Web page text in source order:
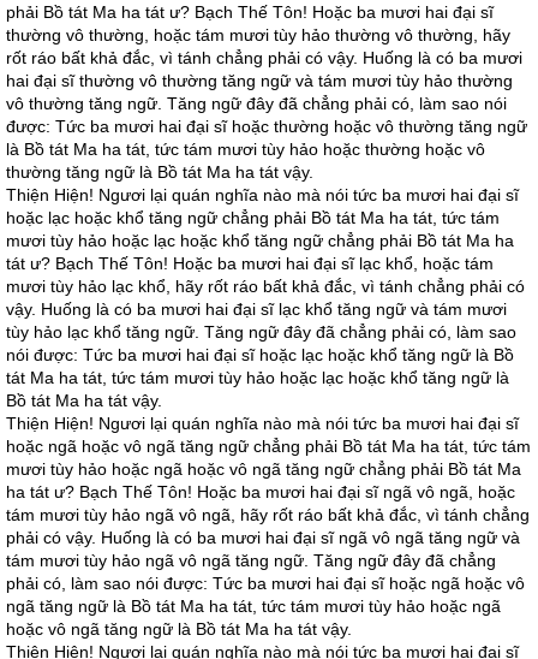
phải Bồ tát Ma ha tát ư? Bạch Thế Tôn! Hoặc ba mươi hai đại sĩ
thường vô thường, hoặc tám mươi tùy hảo thường vô thường, hãy
rốt ráo bất khả đắc, vì tánh chẳng phải có vậy. Huống là có ba mươi
hai đại sĩ thường vô thường tăng ngữ và tám mươi tùy hảo thường
vô thường tăng ngữ. Tăng ngữ đây đã chẳng phải có, làm sao nói
được: Tức ba mươi hai đại sĩ hoặc thường hoặc vô thường tăng ngữ
là Bồ tát Ma ha tát, tức tám mươi tùy hảo hoặc thường hoặc vô
thường tăng ngữ là Bồ tát Ma ha tát vậy.
Thiện Hiện! Ngươi lại quán nghĩa nào mà nói tức ba mươi hai đại sĩ
hoặc lạc hoặc khổ tăng ngữ chẳng phải Bồ tát Ma ha tát, tức tám
mươi tùy hảo hoặc lạc hoặc khổ tăng ngữ chẳng phải Bồ tát Ma ha
tát ư? Bạch Thế Tôn! Hoặc ba mươi hai đại sĩ lạc khổ, hoặc tám
mươi tùy hảo lạc khổ, hãy rốt ráo bất khả đắc, vì tánh chẳng phải có
vậy. Huống là có ba mươi hai đại sĩ lạc khổ tăng ngữ và tám mươi
tùy hảo lạc khổ tăng ngữ. Tăng ngữ đây đã chẳng phải có, làm sao
nói được: Tức ba mươi hai đại sĩ hoặc lạc hoặc khổ tăng ngữ là Bồ
tát Ma ha tát, tức tám mươi tùy hảo hoặc lạc hoặc khổ tăng ngữ là
Bồ tát Ma ha tát vậy.
Thiện Hiện! Ngươi lại quán nghĩa nào mà nói tức ba mươi hai đại sĩ
hoặc ngã hoặc vô ngã tăng ngữ chẳng phải Bồ tát Ma ha tát, tức tám
mươi tùy hảo hoặc ngã hoặc vô ngã tăng ngữ chẳng phải Bồ tát Ma
ha tát ư? Bạch Thế Tôn! Hoặc ba mươi hai đại sĩ ngã vô ngã, hoặc
tám mươi tùy hảo ngã vô ngã, hãy rốt ráo bất khả đắc, vì tánh chẳng
phải có vậy. Huống là có ba mươi hai đại sĩ ngã vô ngã tăng ngữ và
tám mươi tùy hảo ngã vô ngã tăng ngữ. Tăng ngữ đây đã chẳng
phải có, làm sao nói được: Tức ba mươi hai đại sĩ hoặc ngã hoặc vô
ngã tăng ngữ là Bồ tát Ma ha tát, tức tám mươi tùy hảo hoặc ngã
hoặc vô ngã tăng ngữ là Bồ tát Ma ha tát vậy.
Thiện Hiện! Ngươi lại quán nghĩa nào mà nói tức ba mươi hai đại sĩ